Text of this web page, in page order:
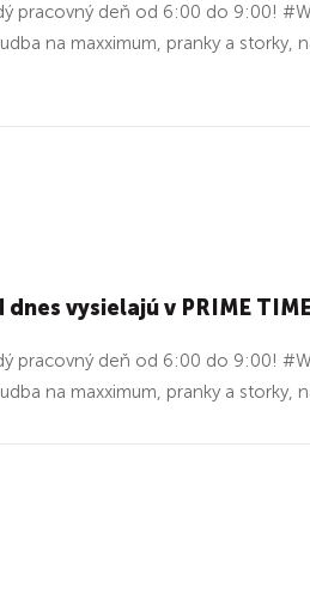
pracovný deň od 6:00 do 9:00!
na maxximum, pranky a storky,
vysielajú v PRIME
pracovný deň od 6:00 do 9:00!
na maxximum, pranky a storky,